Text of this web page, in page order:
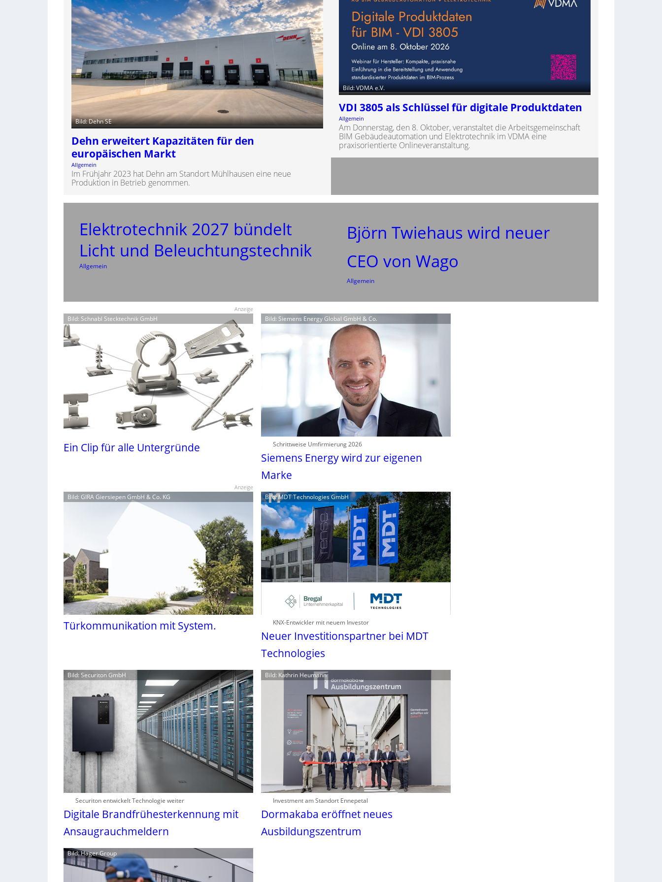
Bild: Dehn SE
Dehn erweitert Kapazitäten für den
europäischen Markt
Allgemein
Im Frühjahr 2023 hat Dehn am Standort Mühlhausen eine neue
Produktion in Betrieb genommen.
Bild: VDMA e.V.
VDI 3805 als Schlüssel für digitale Produktdaten
Allgemein
Am Donnerstag, den 8. Oktober, veranstaltet die Arbeitsgemeinschaft
BIM Gebäudeautomation und Elektrotechnik im VDMA eine
praxisorientierte Onlineveranstaltung.
Elektrotechnik 2027 bündelt
Licht und Beleuchtungstechnik
Allgemein
Björn Twiehaus wird neuer
CEO von Wago
Allgemein
Anzeige
Bild: Schnabl Stecktechnik GmbH
Ein Clip für alle Untergründe
Bild: Siemens Energy Global GmbH & Co.
Schrittweise Umfirmierung 2026
Siemens Energy wird zur eigenen
Marke
Anzeige
Bild: GIRA Giersiepen GmbH & Co. KG
Türkommunikation mit System.
Bild: MDT Technologies GmbH
KNX-Entwickler mit neuem Investor
Neuer Investitionspartner bei MDT
Technologies
Bild: Securiton GmbH
Securiton entwickelt Technologie weiter
Digitale Brandfrühesterkennung mit
Ansaugrauchmeldern
Bild: Kathrin Heumann
Investment am Standort Ennepetal
Dormakaba eröffnet neues
Ausbildungszentrum
Bild: Hager Group